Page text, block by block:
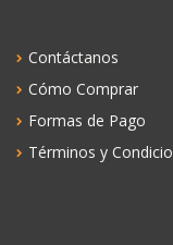
Contáctanos
Cómo Comprar
Formas de Pago
Términos y